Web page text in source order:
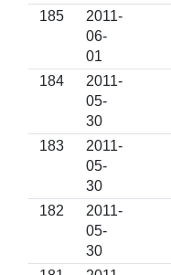
185
2011-
06-
01
184
2011-
05-
30
183
2011-
05-
30
182
2011-
05-
30